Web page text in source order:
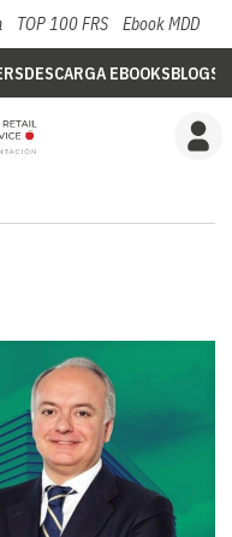
TOP 100 FRS Ebook MDD
DESCARGA EBOOKSBLOGS